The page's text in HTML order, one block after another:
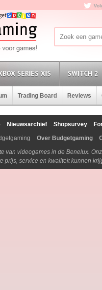
SERIES X|S SWITCH 2
Trading Board Reviews
Nieuwsarchief Shopsurvey
Over Budgetgaming
van videogames in de Benelux.
prijs, service en kwaliteit kunnen